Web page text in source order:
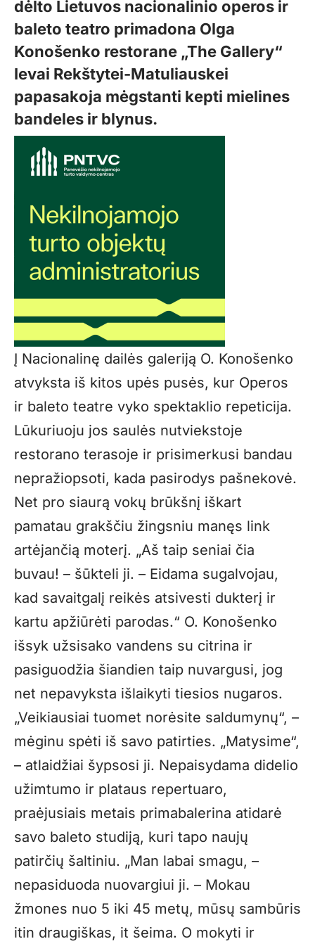
dėlto Lietuvos nacionalinio operos ir
baleto teatro primadona Olga
Konošenko restorane „The Gallery“
Ievai Rekštytei-Matuliauskei
papasakoja mėgstanti kepti mielines
bandeles ir blynus.
Į Nacionalinę dailės galeriją O. Konošenko
atvyksta iš kitos upės pusės, kur Operos
ir baleto teatre vyko spektaklio repeticija.
Lūkuriuoju jos saulės nutviekstoje
restorano terasoje ir prisimerkusi bandau
nepražiopsoti, kada pasirodys pašnekovė.
Net pro siaurą vokų brūkšnį iškart
pamatau grakščiu žingsniu manęs link
artėjančią moterį. „Aš taip seniai čia
buvau! – šūkteli ji. – Eidama sugalvojau,
kad savaitgalį reikės atsivesti dukterį ir
kartu apžiūrėti parodas.“ O. Konošenko
išsyk užsisako vandens su citrina ir
pasiguodžia šiandien taip nuvargusi, jog
net nepavyksta išlaikyti tiesios nugaros.
„Veikiausiai tuomet norėsite saldumynų“, –
mėginu spėti iš savo patirties. „Matysime“,
– atlaidžiai šypsosi ji. Nepaisydama didelio
užimtumo ir plataus repertuaro,
praėjusiais metais primabalerina atidarė
savo baleto studiją, kuri tapo naujų
patirčių šaltiniu. „Man labai smagu, –
nepasiduoda nuovargiui ji. – Mokau
žmones nuo 5 iki 45 metų, mūsų sambūris
itin draugiškas, it šeima. O mokyti ir